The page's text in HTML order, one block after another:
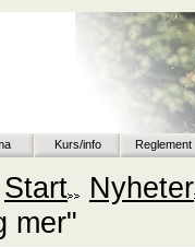
Kurs/info Reglement
Start Nyheter
mer"